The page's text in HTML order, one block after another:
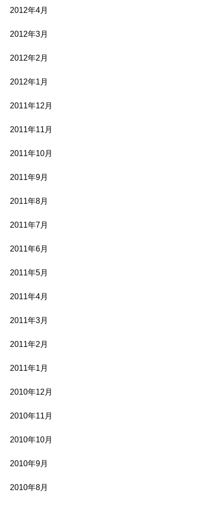
2012年4月
2012年3月
2012年2月
2012年1月
2011年12月
2011年11月
2011年10月
2011年9月
2011年8月
2011年7月
2011年6月
2011年5月
2011年4月
2011年3月
2011年2月
2011年1月
2010年12月
2010年11月
2010年10月
2010年9月
2010年8月